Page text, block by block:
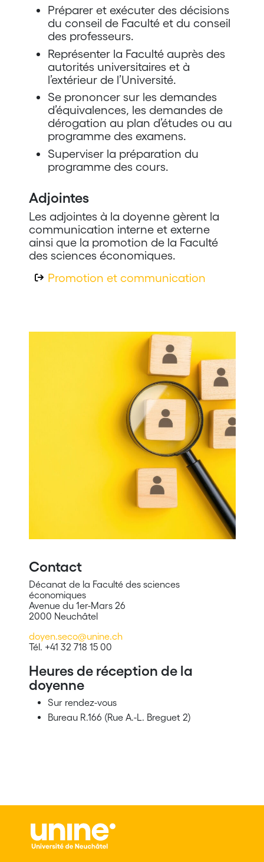
Préparer et exécuter des décisions
du conseil de Faculté et du conseil
des professeurs.
Représenter la Faculté auprès des
autorités universitaires et à
l’extérieur de l’Université.
Se prononcer sur les demandes
d’équivalences, les demandes de
dérogation au plan d’études ou au
programme des examens.
Superviser la préparation du
programme des cours.
Adjointes
Les adjointes à la doyenne gèrent la
communication interne et externe
ainsi que la promotion de la Faculté
des sciences économiques.
Promotion et communication
Contact
Décanat de la Faculté des sciences
économiques
Avenue du 1er-Mars 26
2000 Neuchâtel
doyen.seco@unine.ch
Tél. +41 32 718 15 00
Heures de réception de la
doyenne
Sur rendez-vous
Bureau R.166 (Rue A.-L. Breguet 2)